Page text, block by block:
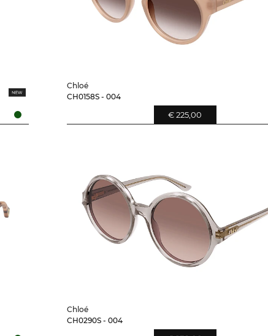
Chloé
CH0158S - 004
€ 225,00
Chloé
CH0290S - 004